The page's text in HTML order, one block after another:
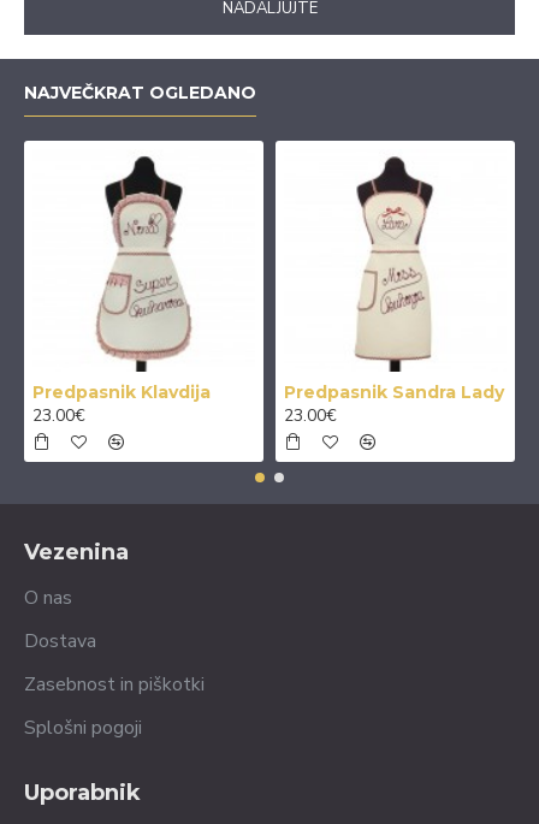
NADALJUJTE
NAJVEČKRAT OGLEDANO
Predpasnik Klavdija
23.00€
Predpasnik Sandra Lady
23.00€
Vezenina
O nas
Dostava
Zasebnost in piškotki
Splošni pogoji
Uporabnik